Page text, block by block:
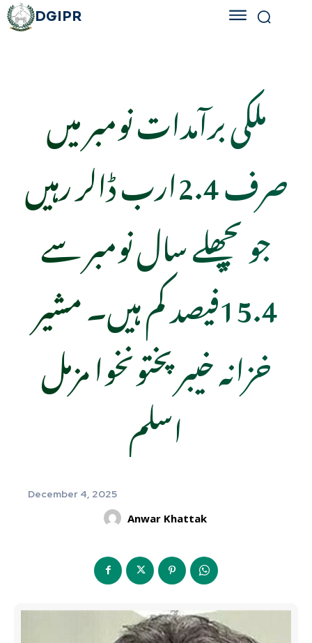
DGIPR
ملکی برآمدات نومبر میں
صرف 2.4ارب ڈالر رہیں
جو پچھلے سال نومبر سے
15.4فیصد کم ہیں۔ مشیر
خزانہ خیبرپختونخوا مزمل
اسلم
December 4, 2025
Anwar Khattak